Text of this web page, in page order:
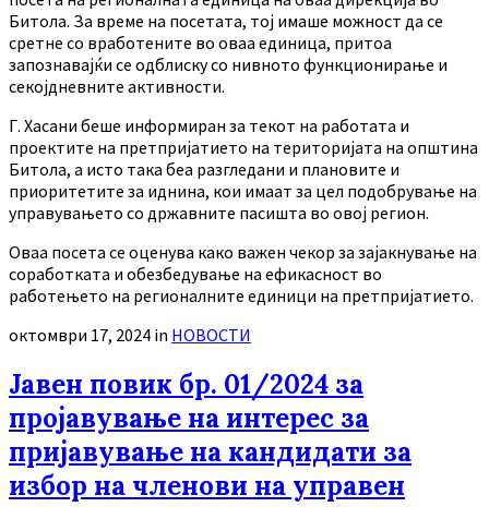
Битола. За време на посетата, тој имаше можност да се
сретне со вработените во оваа единица, притоа
запознавајќи се одблиску со нивното функционирање и
секојдневните активности.
Г. Хасани беше информиран за текот на работата и
проектите на претпријатието на територијата на општина
Битола, а исто така беа разгледани и плановите и
приоритетите за иднина, кои имаат за цел подобрување на
управувањето со државните пасишта во овој регион.
Оваа посета се оценува како важен чекор за зајакнување на
соработката и обезбедување на ефикасност во
работењето на регионалните единици на претпријатието.
октомври 17, 2024 in НОВОСТИ
Јавен повик бр. 01/2024 за
пројавување на интерес за
пријавување на кандидати за
избор на членови на управен